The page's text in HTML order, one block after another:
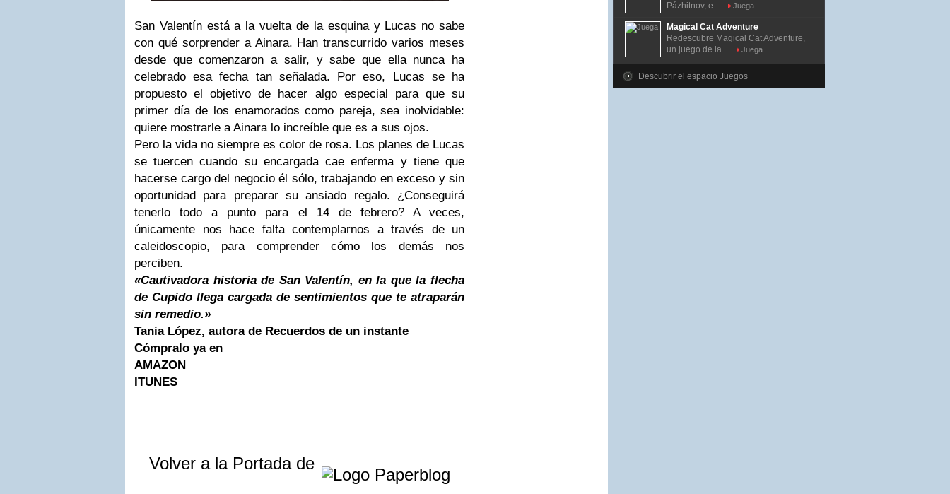
San Valentín está a la vuelta de la esquina y Lucas no sabe
con qué sorprender a Ainara. Han transcurrido varios meses
desde que comenzaron a salir, y sabe que ella nunca ha
celebrado esa fecha tan señalada. Por eso, Lucas se ha
propuesto el objetivo de hacer algo especial para que su
primer día de los enamorados como pareja, sea inolvidable:
quiere mostrarle a Ainara lo increíble que es a sus ojos.
Pero la vida no siempre es color de rosa. Los planes de Lucas
se tuercen cuando su encargada cae enferma y tiene que
hacerse cargo del negocio él sólo, trabajando en exceso y sin
oportunidad para preparar su ansiado regalo. ¿Conseguirá
tenerlo todo a punto para el 14 de febrero? A veces,
únicamente nos hace falta contemplarnos a través de un
caleidoscopio, para comprender cómo los demás nos
perciben.
«Cautivadora historia de San Valentín, en la que la flecha
de Cupido llega cargada de sentimientos que te atraparán
sin remedio.»
Tania López, autora de Recuerdos de un instante
Cómpralo ya en
AMAZON
ITUNES
Volver a la Portada de
Pázhitnov, e......
Juega
Magical Cat Adventure
Redescubre Magical Cat Adventure,
un juego de la......
Juega
Descubrir el espacio Juegos